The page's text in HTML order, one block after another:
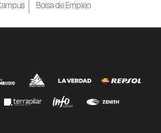
Bolsa de Empleo